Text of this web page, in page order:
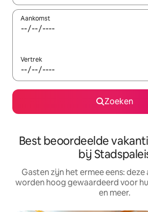
Aankomst
Vertrek
Zoeken
Best beoordeelde
bij
Gasten zijn het ermee eens:
worden hoog gewaardeerd voor
en meer.